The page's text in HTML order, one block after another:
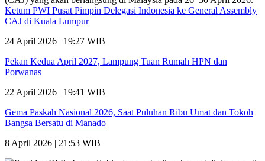
Ketum PWI Pusat Pimpin Delegasi Indonesia ke General Assembly
CAJ di Kuala Lumpur
24 April 2026 | 19:27 WIB
Pekan Kedua April 2027, Lampung Tuan Rumah HPN dan
Porwanas
22 April 2026 | 19:41 WIB
Gema Paskah Nasional 2026, Saat Puluhan Ribu Umat dan Tokoh
Bangsa Bersatu di Manado
8 April 2026 | 21:53 WIB